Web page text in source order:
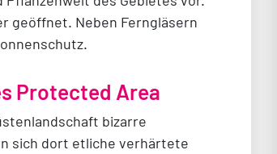
geöffnet. Neben Ferngläsern
Protected Area
bizarre
sich dort etliche verhärtete